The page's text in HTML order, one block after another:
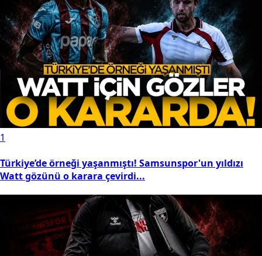
1
Türkiye’de örneği yaşanmıştı! Samsunspor'un yıldızı
Watt gözünü o karara çevirdi...